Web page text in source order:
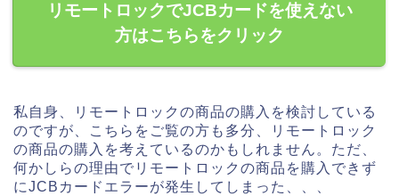
リモートロックでJCBカードを使えない
方はこちらをクリック
私自身、リモートロックの商品の購入を検討している
のですが、こちらをご覧の方も多分、リモートロック
の商品の購入を考えているのかもしれません。ただ、
何かしらの理由でリモートロックの商品を購入できず
にJCBカードエラーが発生してしまった、、、